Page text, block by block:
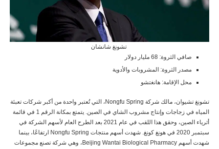
تشونغ شانشان
صافي الثروة: 68 مليار دولار
مصدر الثروة: المشروبات والأدوية
محل الإقامة: هانغتشو
تشونغ تشيوان، مالك شركة Nongfu Spring، التي تُعتبر واحدة من أكبر شركات تعبئة
المياه في زجاجات وإنتاج مشروب الشاي في الصين. يتمتع بمكانة الرقم 1 في قائمة
أثرياء الصين، وحقق هذا اللقب في عام 2021 بعد الطرح العام لأسهم الشركة في
سبتمبر 2020 في هونغ كونغ. شهدت أسهم منتجات Nongfu Spring ارتفاعًا، بينما
شهدت أسهم Beijing Wantai Biological Pharmacy، وهي شركة تصنع مجموعات